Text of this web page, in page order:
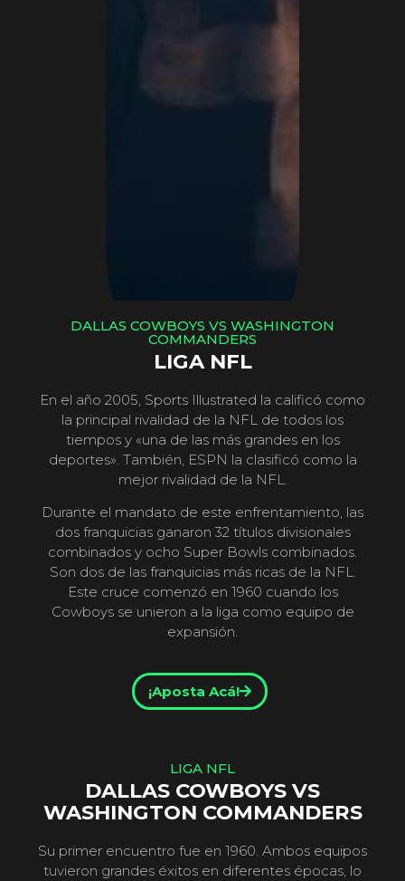
DALLAS COWBOYS VS WASHINGTON
COMMANDERS
LIGA NFL
En el año 2005, Sports Illustrated la calificó como
la principal rivalidad de la NFL de todos los
tiempos y «una de las más grandes en los
deportes». También, ESPN la clasificó como la
mejor rivalidad de la NFL.
Durante el mandato de este enfrentamiento, las
dos franquicias ganaron 32 títulos divisionales
combinados y ocho Super Bowls combinados.
Son dos de las franquicias más ricas de la NFL.
Este cruce comenzó en 1960 cuando los
Cowboys se unieron a la liga como equipo de
expansión.
¡Aposta Acá!
LIGA NFL
DALLAS COWBOYS VS
WASHINGTON COMMANDERS
Su primer encuentro fue en 1960. Ambos equipos
tuvieron grandes éxitos en diferentes épocas, lo